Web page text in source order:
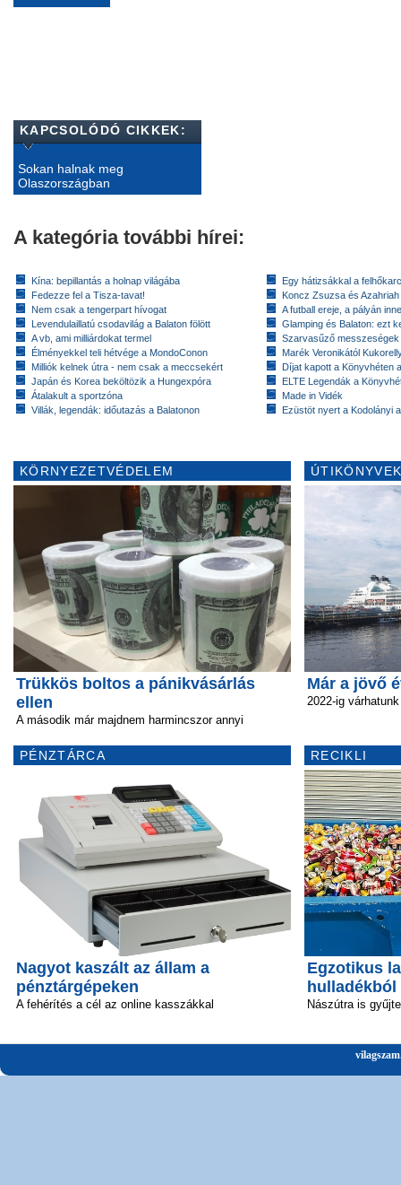
KAPCSOLÓDÓ CIKKEK:
Sokan halnak meg
Olaszországban
A kategória további hírei:
Kína: bepillantás a holnap világába
Fedezze fel a Tisza-tavat!
Nem csak a tengerpart hívogat
Levendulaillatú csodavilág a Balaton fölött
A vb, ami milliárdokat termel
Élményekkel teli hétvége a MondoConon
Milliók kelnek útra - nem csak a meccsekért
Japán és Korea beköltözik a Hungexpóra
Átalakult a sportzóna
Villák, legendák: időutazás a Balatonon
Egy hátizsákkal a
Koncz Zsuzsa és
A futball ereje, a pályán
Glamping és Balaton: ezt
Szarvasűző messzeségek
Marék Veronikától
Díjat kapott a Könyvhéten
ELTE Legendák a
Made in Vidék
Ezüstöt nyert a Kodolányi
KÖRNYEZETVÉDELEM
Trükkös boltos a pánikvásárlás
ellen
A második már majdnem harmincszor annyi
PÉNZTÁRCA
Nagyot kaszált az állam a
pénztárgépeken
A fehérítés a cél az online kasszákkal
Már a jövő
2022-ig várhatunk
RECIKLI
Egzotikus
hulladékból
Nászútra is